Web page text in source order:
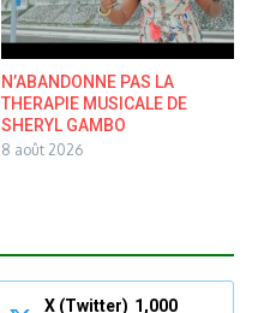
N’ABANDONNE PAS LA
THERAPIE MUSICALE DE
SHERYL GAMBO
8 août 2026
X (Twitter) 1,000